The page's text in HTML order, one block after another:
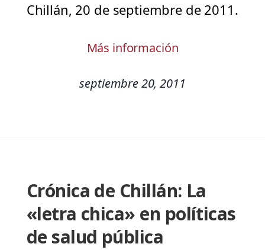
Chillán, 20 de septiembre de 2011.
Más información
septiembre 20, 2011
Crónica de Chillán: La
«letra chica» en políticas
de salud pública